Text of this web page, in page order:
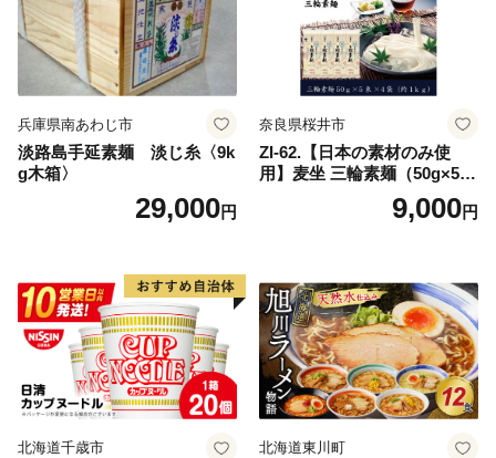
兵庫県南あわじ市
淡路島手延素麺 淡じ糸〈9k
g木箱〉
29,000円
奈良県桜井市
ZI-62.【日本の素材のみ使
用】麦坐 三輪素麺（50g×5束
9,000円
北海道千歳市 北海道東川町